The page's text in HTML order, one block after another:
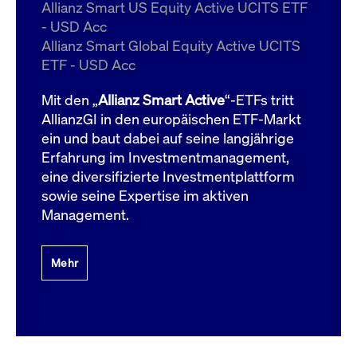
Allianz Smart US Equity Active UCITS ETF
- USD Acc
Allianz Smart Global Equity Active UCITS
ETF - USD Acc
Mit den „Allianz Smart Active“-ETFs tritt
AllianzGI in den europäischen ETF-Markt
ein und baut dabei auf seine langjährige
Erfahrung im Investmentmanagement,
eine diversifizierte Investmentplattform
sowie seine Expertise im aktiven
Management.
Mehr
ApplicationGatewayAffinityCORS
boerse.com
Domain
bis